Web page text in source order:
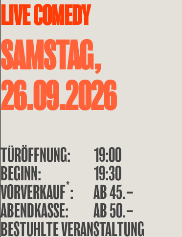
LIVE COMEDY
SAMSTAG,
26.09.2026
TÜRÖFFNUNG:
19:00
BEGINN:
19:30
VORVERKAUF*:
AB 45.–
ABENDKASSE:
AB 50.–
BESTUHLTE VERANSTALTUNG